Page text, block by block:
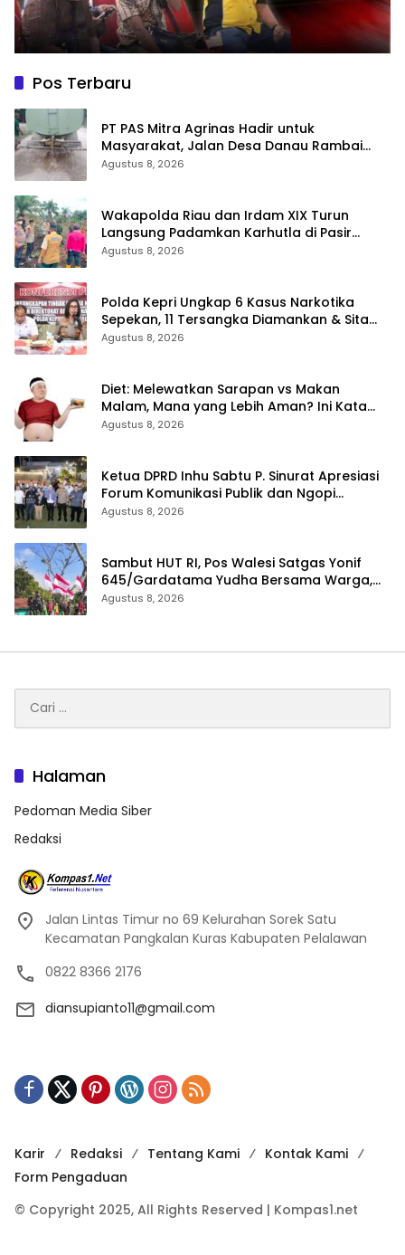
Pos Terbaru
‎PT PAS Mitra Agrinas Hadir untuk
Masyarakat, Jalan Desa Danau Rambai
Dirawat dan Disiram
Agustus 8, 2026
Wakapolda Riau dan Irdam XIX Turun
Langsung Padamkan Karhutla di Pasir
Limau Kapas Rohil
Agustus 8, 2026
Polda Kepri Ungkap 6 Kasus Narkotika
Sepekan, 11 Tersangka Diamankan & Sita
402 Gram Sabu
Agustus 8, 2026
Diet: Melewatkan Sarapan vs Makan
Malam, Mana yang Lebih Aman? Ini Kata
Dokter
Agustus 8, 2026
Ketua DPRD Inhu Sabtu P. Sinurat Apresiasi
Forum Komunikasi Publik dan Ngopi
Bersama Kejari Inhu
Agustus 8, 2026
Sambut HUT RI, Pos Walesi Satgas Yonif
645/Gardatama Yudha Bersama Warga,
Kibarkan Merah Putih di Bukit Walesi
Agustus 8, 2026
untuk:
Halaman
Pedoman Media Siber
Redaksi
Jalan Lintas Timur no 69 Kelurahan Sorek Satu
Kecamatan Pangkalan Kuras Kabupaten Pelalawan
0822 8366 2176
diansupianto11@gmail.com
Karir Redaksi Tentang Kami
Kontak Kami
Form Pengaduan
© Copyright 2025, All Rights Reserved | Kompas1.net